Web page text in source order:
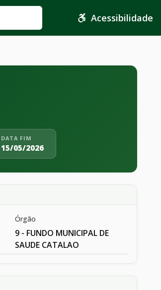
Acessibilidade
DATA FIM
15/05/2026
Órgão
9 - FUNDO MUNICIPAL DE
SAUDE CATALAO